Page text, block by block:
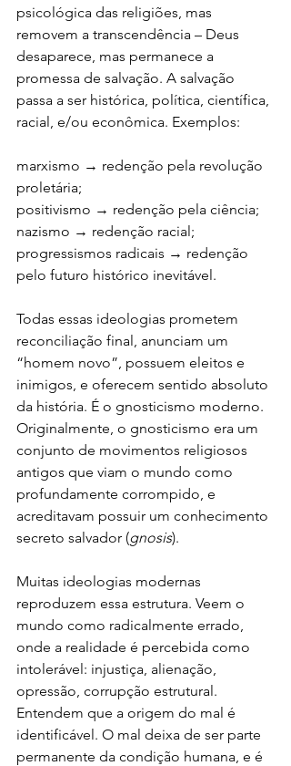
psicológica das religiões, mas
removem a transcendência – Deus
desaparece, mas permanece a
promessa de salvação. A salvação
passa a ser histórica, política, científica,
racial, e/ou econômica. Exemplos:
marxismo → redenção pela revolução
proletária;
positivismo → redenção pela ciência;
nazismo → redenção racial;
progressismos radicais → redenção
pelo futuro histórico inevitável.
Todas essas ideologias prometem
reconciliação final, anunciam um
“homem novo”, possuem eleitos e
inimigos, e oferecem sentido absoluto
da história. É o gnosticismo moderno.
Originalmente, o gnosticismo era um
conjunto de movimentos religiosos
antigos que viam o mundo como
profundamente corrompido, e
acreditavam possuir um conhecimento
secreto salvador (gnosis).
Muitas ideologias modernas
reproduzem essa estrutura. Veem o
mundo como radicalmente errado,
onde a realidade é percebida como
intolerável: injustiça, alienação,
opressão, corrupção estrutural.
Entendem que a origem do mal é
identificável. O mal deixa de ser parte
permanente da condição humana, e é